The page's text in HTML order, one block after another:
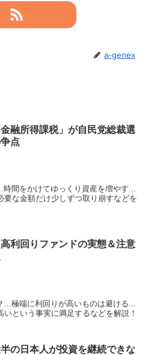
a-genex
金融所得課税」が自民党総裁選
点
間をかけてゆっくり資産を増やす...
要な金額だけ少しずつ取り崩すなどを
利回りファンドの実態＆注意
極端に利回りが高いものは避ける...
という事実に満足するなどを解説！
の日本人が投資を継続できな